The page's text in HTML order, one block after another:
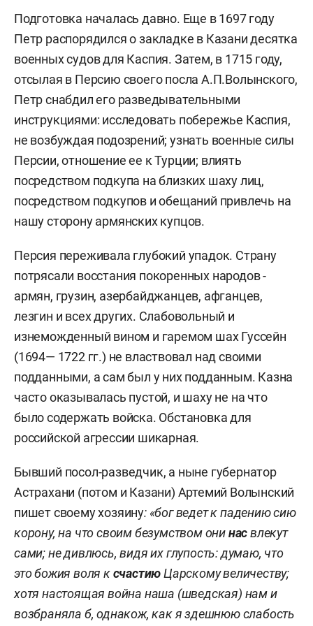
Подготовка началась давно. Еще в 1697 году
Петр распорядился о закладке в Казани десятка
военных судов для Каспия. Затем, в 1715 году,
отсылая в Персию своего посла А.П.Волынского,
Петр снабдил его разведывательными
инструкциями: исследовать побережье Каспия,
не возбуждая подозрений; узнать военные силы
Персии, отношение ее к Турции; влиять
посредством подкупа на близких шаху лиц,
посредством подкупов и обещаний привлечь на
нашу сторону армянских купцов.
Персия переживала глубокий упадок. Страну
потрясали восстания покоренных народов -
армян, грузин, азербайджанцев, афганцев,
лезгин и всех других. Слабовольный и
изнеможденный вином и гаремом шах Гуссейн
(1694— 1722 гг.) не властвовал над своими
подданными, а сам был у них подданным. Казна
часто оказывалась пустой, и шаху не на что
было содержать войска. Обстановка для
российской агрессии шикарная.
Бывший посол-разведчик, а ныне губернатор
Астрахани (потом и Казани) Артемий Волынский
пишет своему хозяину: «бог ведет к падению сию
корону, на что своим безумством онинасвлекут
сами; не дивлюсь, видя их глупость: думаю, что
это божия воля ксчастиюЦарскому величеству;
хотя настоящая война наша (шведская) нам и
возбраняла б, однакож, как я здешнюю слабость